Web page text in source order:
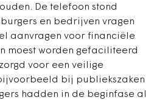
De telefoon stond
en bedrijven vragen
aanvragen voor financiële
moest worden gefaciliteerd
voor een veilige
bij publiekszaken
hadden in de beginfase al